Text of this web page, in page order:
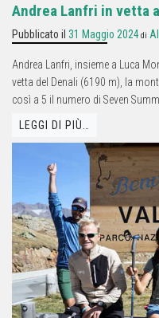
Andrea Lanfri in vetta
Pubblicato il 31 Maggio 2024 di
Andrea Lanfri, insieme a Luca
vetta del Denali (6190 m), la
così a 5 il numero di Seven
LEGGI DI PIÙ…